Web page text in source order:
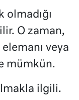
olmadığı
O zaman,
veya
mümkün.
ilgili.